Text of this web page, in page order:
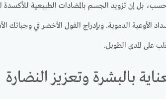
بل إن تزويد الجسم بالمضادات الطبيعية للأكسدة
الأوعية الدموية. وبإدراج الفول الأخضر في
على المدى الطويل.
بالبشرة وتعزيز النضارة